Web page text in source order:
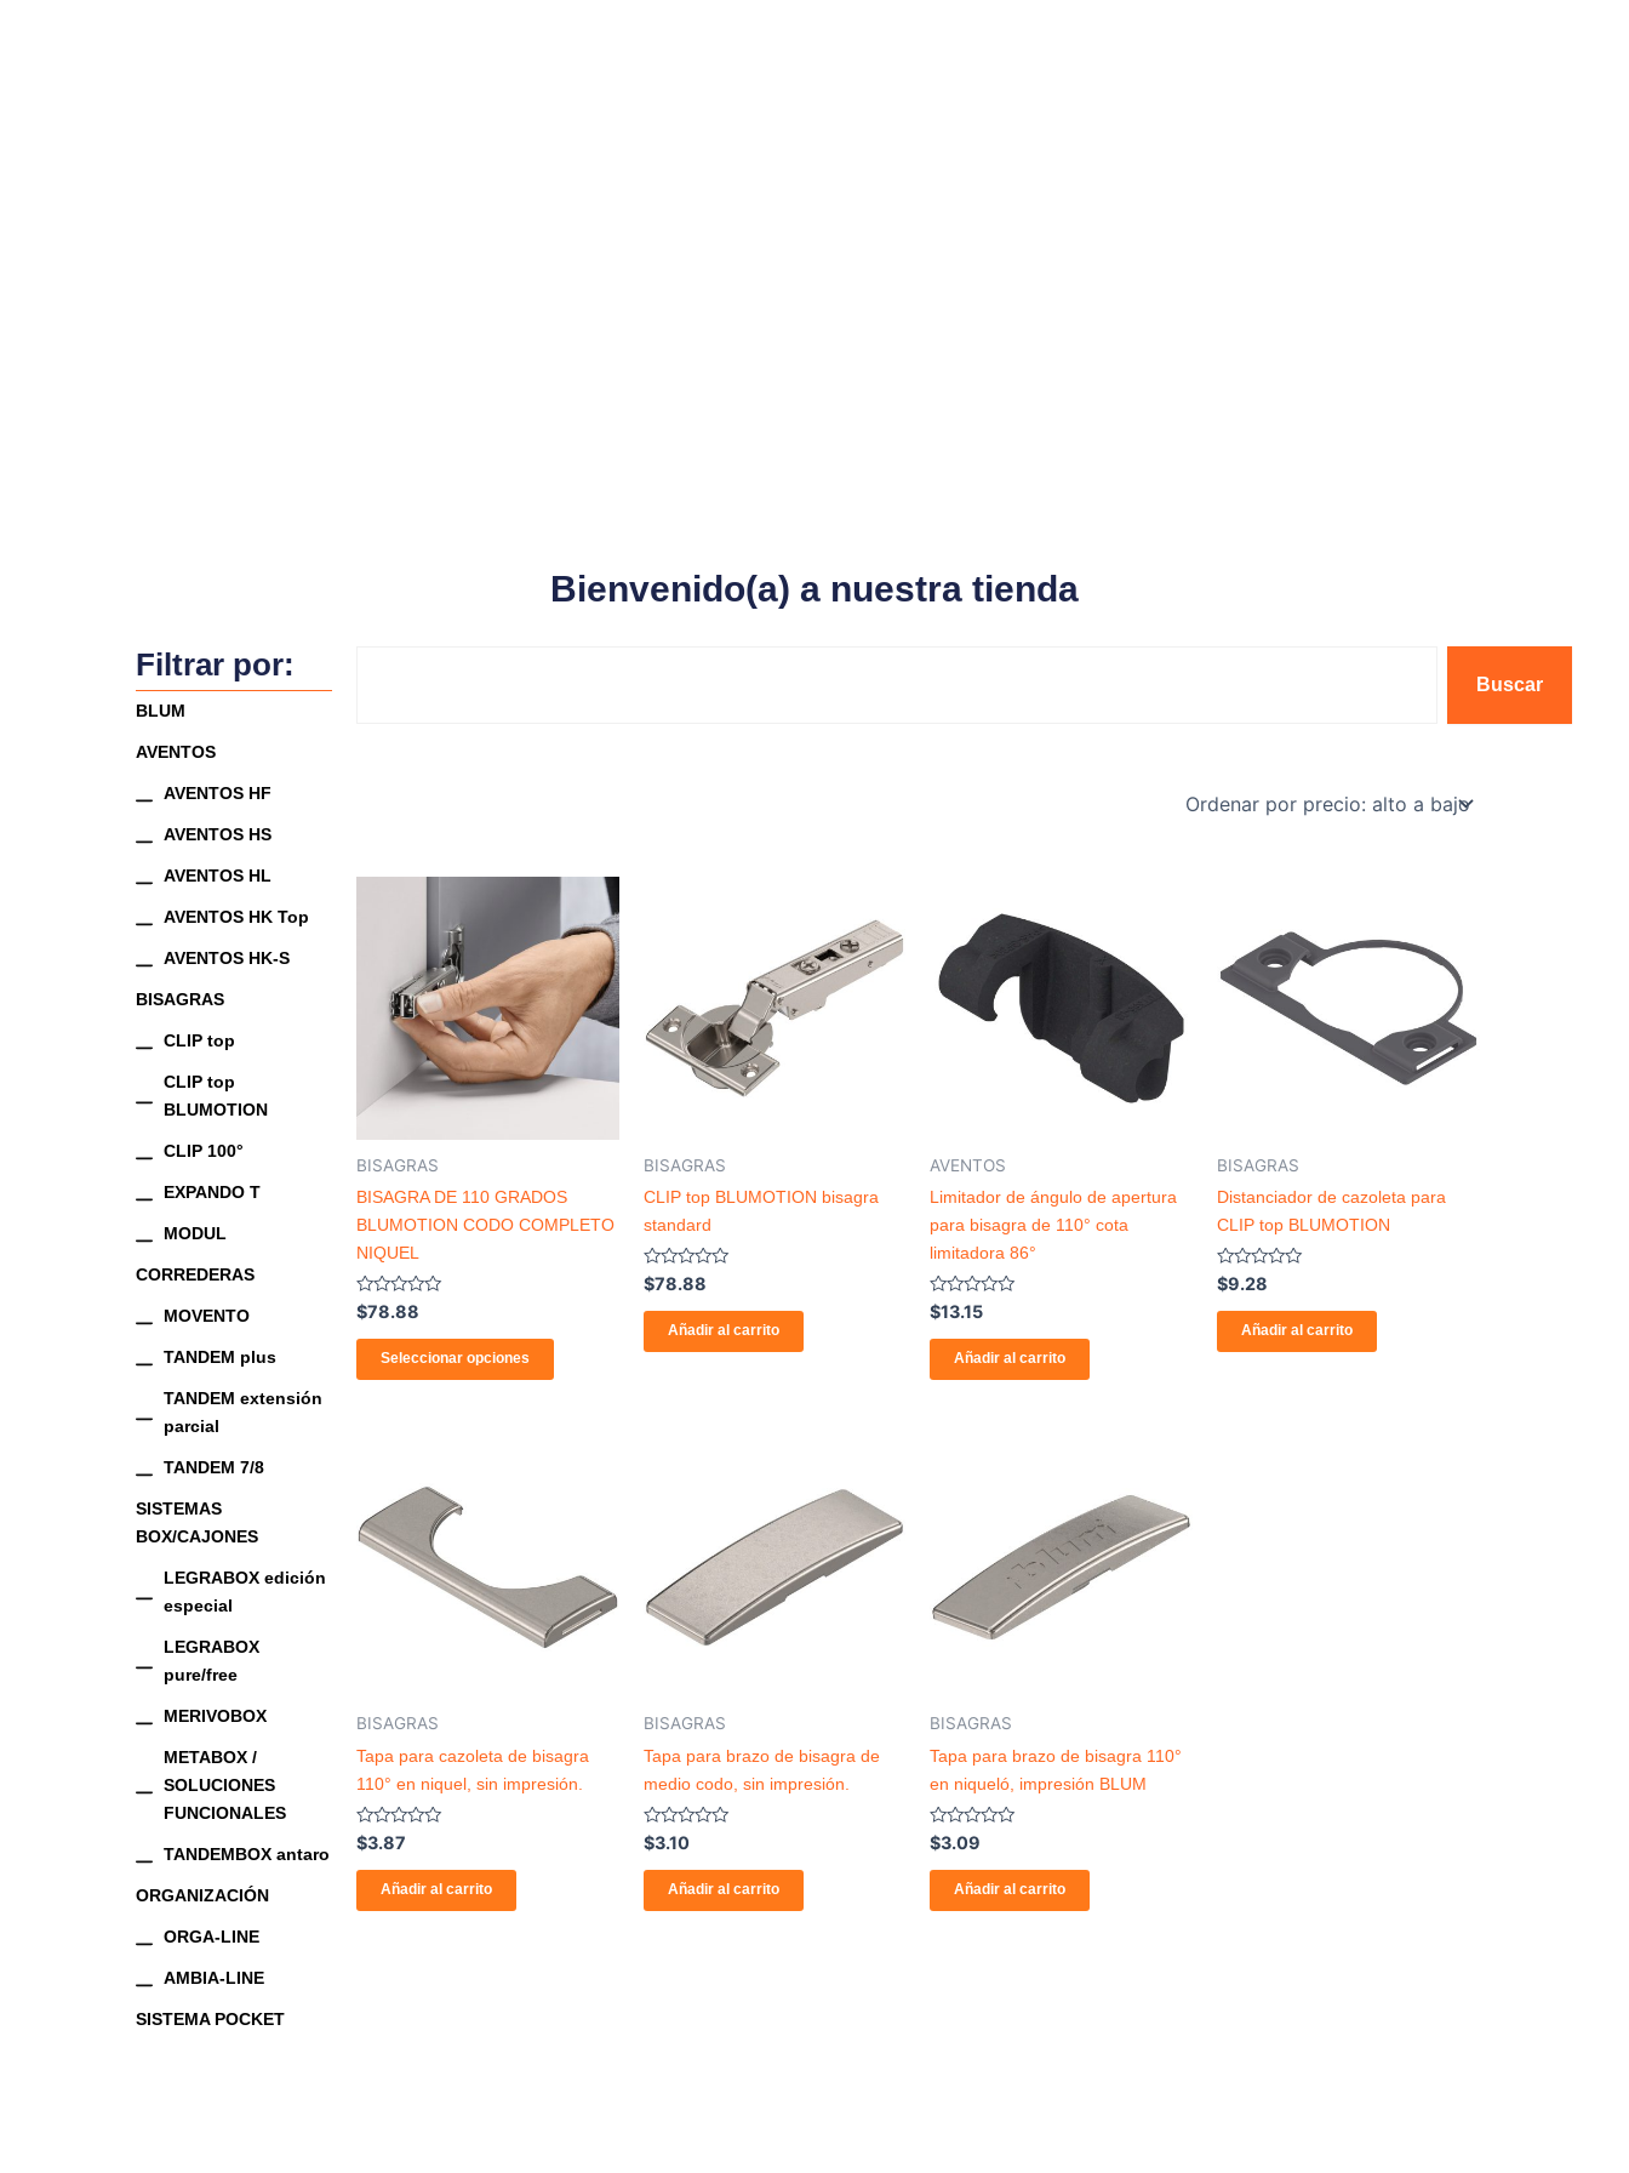
Bienvenido(a) a nuestra tienda
Filtrar por:
BLUM
AVENTOS
AVENTOS HF
AVENTOS HS
AVENTOS HL
AVENTOS HK Top
AVENTOS HK-S
BISAGRAS
CLIP top
CLIP top
BLUMOTION
CLIP 100°
EXPANDO T
MODUL
CORREDERAS
MOVENTO
TANDEM plus
TANDEM extensión
parcial
TANDEM 7/8
SISTEMAS
BOX/CAJONES
LEGRABOX edición
especial
LEGRABOX
pure/free
MERIVOBOX
METABOX /
SOLUCIONES
FUNCIONALES
TANDEMBOX antaro
ORGANIZACIÓN
ORGA-LINE
AMBIA-LINE
SISTEMA POCKET
Buscar
BISAGRAS
BISAGRA DE 110 GRADOS
BLUMOTION CODO COMPLETO
NIQUEL
Valorado
con
0
$78.88
Seleccionar opciones
BISAGRAS
CLIP top BLUMOTION bisagra
standard
Valorado
con
0
$78.88
Añadir al carrito
AVENTOS
Limitador de ángulo de apertura
para bisagra de 110° cota
limitadora 86°
Valorado
con
0
$13.15
Añadir al carrito
BISAGRAS
Distanciador de cazoleta para
CLIP top BLUMOTION
Valorado
con
0
$9.28
Añadir al carrito
BISAGRAS
Tapa para cazoleta de bisagra
110° en niquel, sin impresión.
Valorado
con
0
$3.87
Añadir al carrito
BISAGRAS
Tapa para brazo de bisagra de
medio codo, sin impresión.
Valorado
con
0
$3.10
Añadir al carrito
BISAGRAS
Tapa para brazo de bisagra 110°
en niqueló, impresión BLUM
Valorado
con
0
$3.09
Añadir al carrito